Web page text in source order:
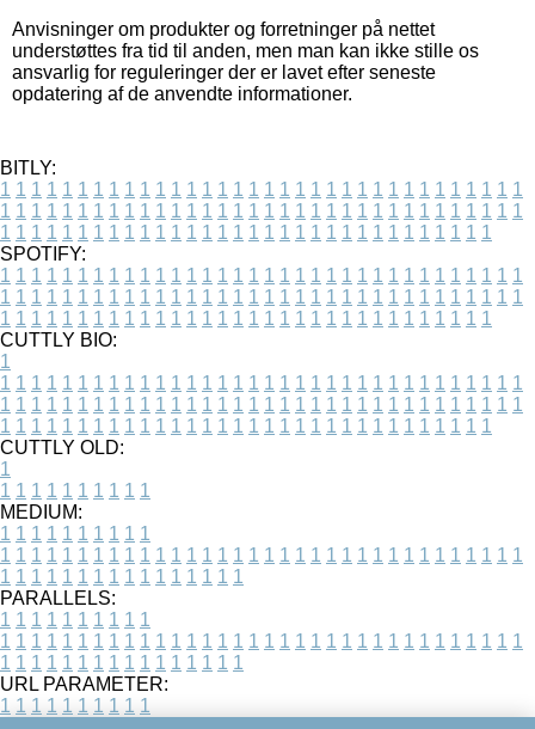
Anvisninger om produkter og forretninger på nettet
understøttes fra tid til anden, men man kan ikke stille os
ansvarlig for reguleringer der er lavet efter seneste
opdatering af de anvendte informationer.
BITLY:
1 1 1 1 1 1 1 1 1 1 1 1 1 1 1 1 1 1 1 1 1 1 1 1 1 1 1 1 1 1 1 1 1 1
1 1 1 1 1 1 1 1 1 1 1 1 1 1 1 1 1 1 1 1 1 1 1 1 1 1 1 1 1 1 1 1 1 1
1 1 1 1 1 1 1 1 1 1 1 1 1 1 1 1 1 1 1 1 1 1 1 1 1 1 1 1 1 1 1 1
SPOTIFY:
1 1 1 1 1 1 1 1 1 1 1 1 1 1 1 1 1 1 1 1 1 1 1 1 1 1 1 1 1 1 1 1 1 1
1 1 1 1 1 1 1 1 1 1 1 1 1 1 1 1 1 1 1 1 1 1 1 1 1 1 1 1 1 1 1 1 1 1
1 1 1 1 1 1 1 1 1 1 1 1 1 1 1 1 1 1 1 1 1 1 1 1 1 1 1 1 1 1 1 1
CUTTLY BIO:
1
1 1 1 1 1 1 1 1 1 1 1 1 1 1 1 1 1 1 1 1 1 1 1 1 1 1 1 1 1 1 1 1 1 1
1 1 1 1 1 1 1 1 1 1 1 1 1 1 1 1 1 1 1 1 1 1 1 1 1 1 1 1 1 1 1 1 1 1
1 1 1 1 1 1 1 1 1 1 1 1 1 1 1 1 1 1 1 1 1 1 1 1 1 1 1 1 1 1 1 1
CUTTLY OLD:
1
1 1 1 1 1 1 1 1 1 1
MEDIUM:
1 1 1 1 1 1 1 1 1 1
1 1 1 1 1 1 1 1 1 1 1 1 1 1 1 1 1 1 1 1 1 1 1 1 1 1 1 1 1 1 1 1 1 1
1 1 1 1 1 1 1 1 1 1 1 1 1 1 1 1
PARALLELS:
1 1 1 1 1 1 1 1 1 1
1 1 1 1 1 1 1 1 1 1 1 1 1 1 1 1 1 1 1 1 1 1 1 1 1 1 1 1 1 1 1 1 1 1
1 1 1 1 1 1 1 1 1 1 1 1 1 1 1 1
URL PARAMETER:
1 1 1 1 1 1 1 1 1 1